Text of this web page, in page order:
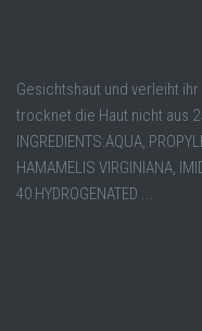
Gesichtshaut und verleiht
trocknet die Haut nicht aus
INGREDIENTS:AQUA,
HAMAMELIS VIRGINIANA,
40 HYDROGENATED ...